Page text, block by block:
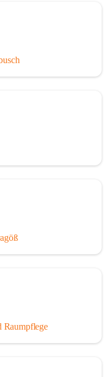
Hüttengraben,
Proleb, Trofaiach,
Raumpflege